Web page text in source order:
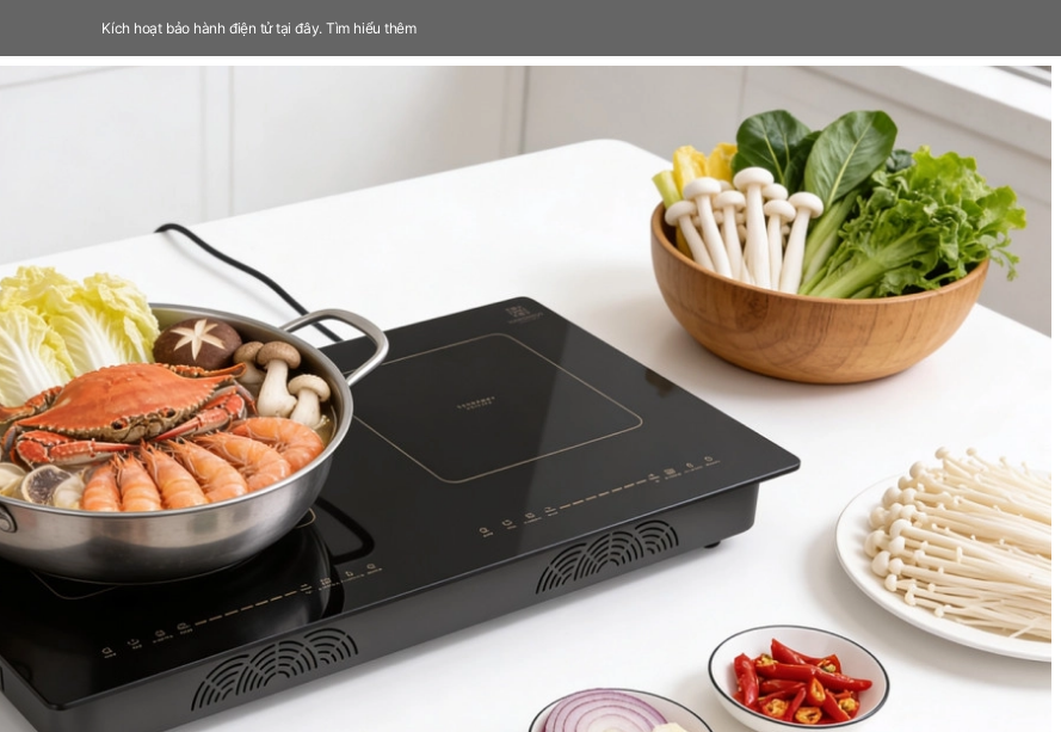
Kích hoạt bảo hành điện tử tại đây. Tìm hiểu thêm